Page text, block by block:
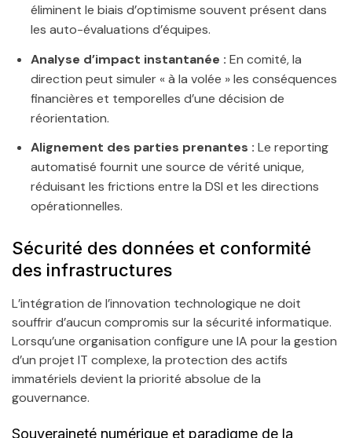
éliminent le biais d’optimisme souvent présent dans
les auto-évaluations d’équipes.
Analyse d’impact instantanée : En comité, la
direction peut simuler « à la volée » les conséquences
financières et temporelles d’une décision de
réorientation.
Alignement des parties prenantes : Le reporting
automatisé fournit une source de vérité unique,
réduisant les frictions entre la DSI et les directions
opérationnelles.
Sécurité des données et conformité
des infrastructures
L’intégration de l’innovation technologique ne doit
souffrir d’aucun compromis sur la sécurité informatique.
Lorsqu’une organisation configure une IA pour la gestion
d’un projet IT complexe, la protection des actifs
immatériels devient la priorité absolue de la
gouvernance.
Souveraineté numérique et paradigme de la